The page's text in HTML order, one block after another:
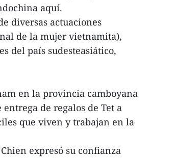
aquí.
diversas actuaciones
de la mujer vietnamita),
del país sudesteasiático,
en la provincia camboyana
de regalos de Tet a
que viven y trabajan en la
expresó su confianza